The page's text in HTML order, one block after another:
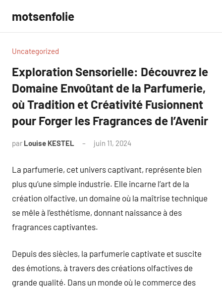
contenu
motsenfolie
Uncategorized
Exploration Sensorielle: Découvrez le
Domaine Envoûtant de la Parfumerie,
où Tradition et Créativité Fusionnent
pour Forger les Fragrances de l’Avenir
par Louise KESTEL juin 11, 2024
La parfumerie, cet univers captivant, représente bien
plus qu’une simple industrie. Elle incarne l’art de la
création olfactive, un domaine où la maîtrise technique
se mêle à l’esthétisme, donnant naissance à des
fragrances captivantes.
Depuis des siècles, la parfumerie captivate et suscite
des émotions, à travers des créations olfactives de
grande qualité. Dans un monde où le commerce des